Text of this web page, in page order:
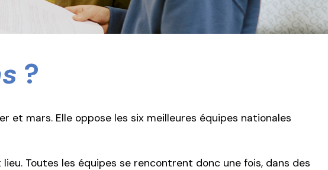
?
et mars. Elle oppose les six meilleures équipes nationales
Toutes les équipes se rencontrent donc une fois, dans des